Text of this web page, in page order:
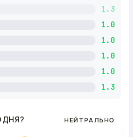
1.3
1.0
1.0
1.0
1.0
1.3
НЕЙТРАЛЬНО